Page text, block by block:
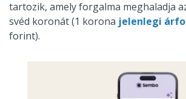
tartozik, amely forgalma meghaladja
svéd koronát (1 korona jelenlegi
forint).